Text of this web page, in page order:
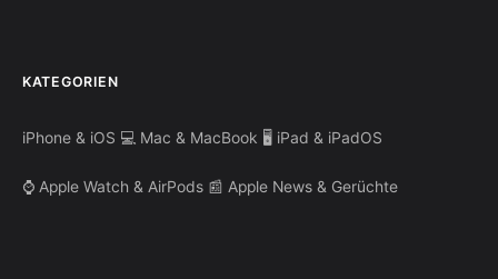
KATEGORIEN
iPhone & iOS 💻 Mac & MacBook 🖥️ iPad & iPadOS
⌚ Apple Watch & AirPods 📰 Apple News & Gerüchte